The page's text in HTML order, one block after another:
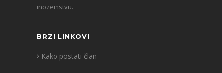
inozemstvu.
BRZI LINKOVI
Kako postati član